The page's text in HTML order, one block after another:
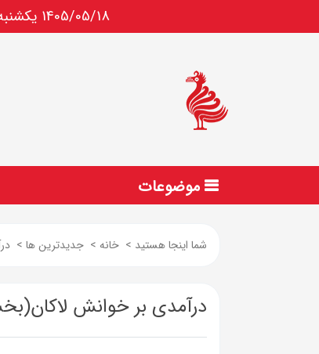
1405/05/18 يكشنبه
موضوعات
شما اینجا هستید > خانه > جدیدترین ها >
درآمدی بر خوانش